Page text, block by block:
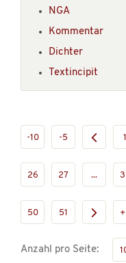
NGA
Kommentar
Dichter
Textincipit
-10 -5 1
26 27 ...
50 51
Anzahl pro Seite: